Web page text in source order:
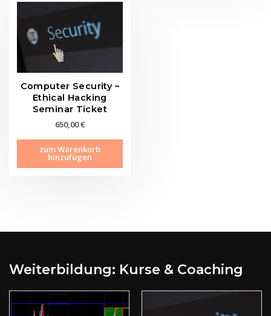
Computer Security –
Ethical Hacking
Seminar Ticket
650,00€
zum Warenkorb
hinzufügen
Weiterbildung: Kurse & Coaching